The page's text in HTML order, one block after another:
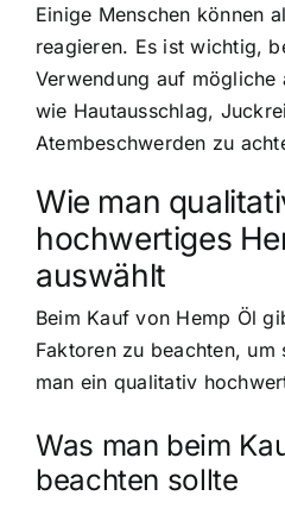
Einige Menschen können
reagieren. Es ist wichtig,
Verwendung auf mögliche
wie Hautausschlag,
Atembeschwerden zu
Wie man
hochwertiges
auswählt
Beim Kauf von Hemp Öl
Faktoren zu beachten, um
man ein qualitativ
Was man beim
beachten sollte